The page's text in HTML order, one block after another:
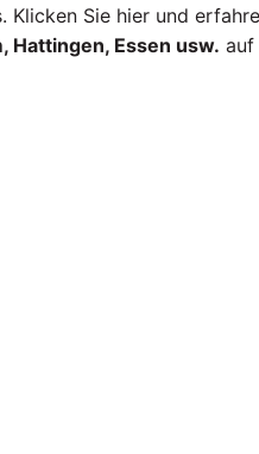
Klicken Sie hier und
Hattingen, Essen usw. auf